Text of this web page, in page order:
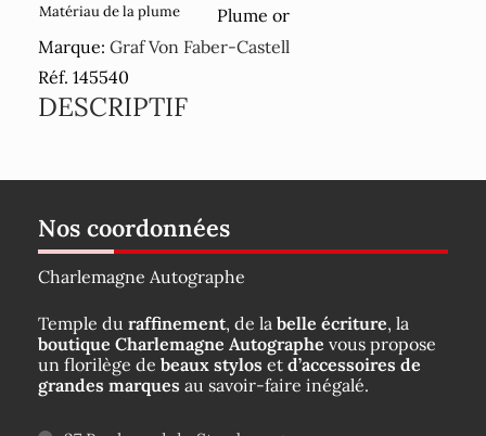
Matériau de la plume
Plume or
Marque: Graf Von Faber-Castell
Réf. 145540
DESCRIPTIF
Nos coordonnées
Charlemagne Autographe
Temple du raffinement, de la belle écriture, la
boutique Charlemagne Autographe vous propose
un florilège de beaux stylos et d’accessoires de
grandes marques au savoir-faire inégalé.